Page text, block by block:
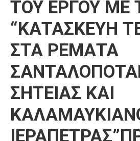
ΤΟΥ ΕΡΓΟΥ ΜΕ
“ΚΑΤΑΣΚΕΥΗ
ΣΤΑ ΡΕΜΑΤΑ
ΣΗΤΕΙΑΣ ΚΑΙ